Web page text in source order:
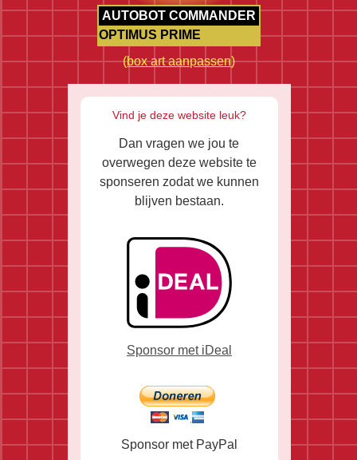
AUTOBOT COMMANDER
OPTIMUS PRIME
(box art aanpassen)
Vind je deze website leuk?
Dan vragen we jou te
overwegen deze website te
sponseren zodat we kunnen
blijven bestaan.
Sponsor met iDeal
Sponsor met PayPal